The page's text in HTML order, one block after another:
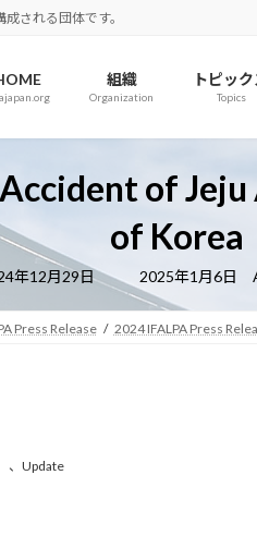
される団体です。
組織
Organization
トピック
Topics
of
of Korea
年12月29日
最
終
更
新
日
2025年1月6日
Press Release 2024 IFALPA Press
、Update